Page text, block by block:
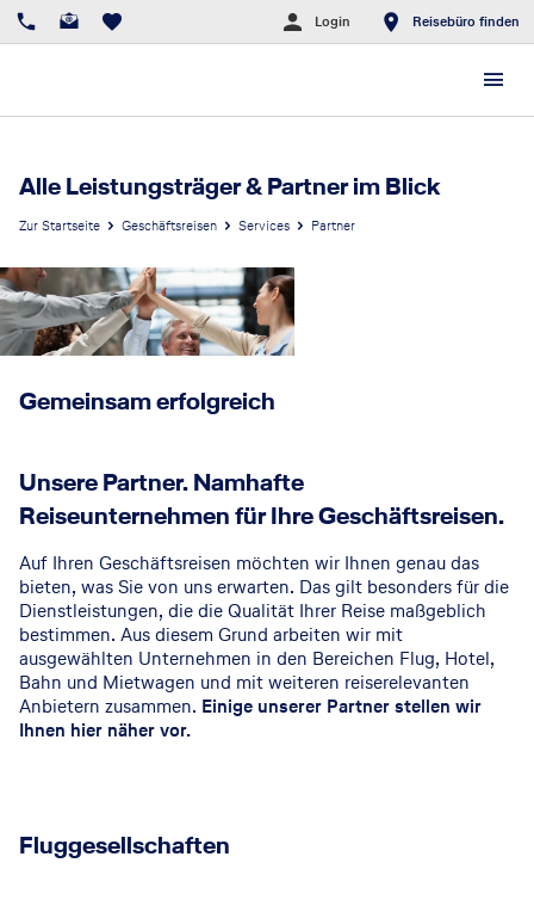
Login Reisebüro finden
Alle Leistungsträger & Partner im Blick
Zur Startseite Geschäftsreisen Services Partner
Gemeinsam erfolgreich
Unsere Partner. Namhafte
Reiseunternehmen für Ihre Geschäftsreisen.
Auf Ihren Geschäftsreisen möchten wir Ihnen genau das
bieten, was Sie von uns erwarten. Das gilt besonders für die
Dienstleistungen, die die Qualität Ihrer Reise maßgeblich
bestimmen. Aus diesem Grund arbeiten wir mit
ausgewählten Unternehmen in den Bereichen Flug, Hotel,
Bahn und Mietwagen und mit weiteren reiserelevanten
Anbietern zusammen. Einige unserer Partner stellen wir
Ihnen hier näher vor.
Fluggesellschaften
https://storage.googleapis.com/lufthansa-freshms-prod/